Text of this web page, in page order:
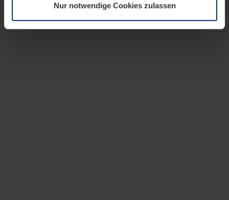
Datenschutzerklärungunserer Website ändern oder
widerrufen.
Nur notwendige Cookies zulassen